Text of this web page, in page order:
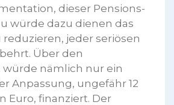
dieser Pensions-
würde dazu dienen das
reduzieren, jeder seriösen
Über den
würde nämlich nur ein
Anpassung, ungefähr 12
Euro, finanziert. Der